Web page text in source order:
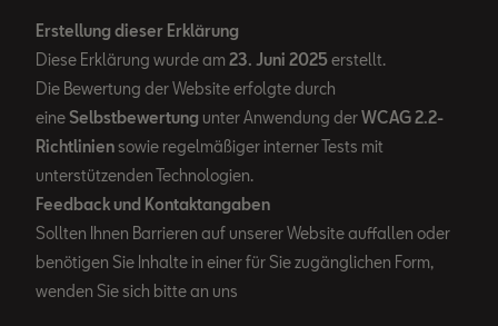
Erstellung dieser Erklärung
Diese Erklärung wurde am 23. Juni 2025erstellt.
Die Bewertung der Website erfolgte durch
eine Selbstbewertung unter Anwendung derWCAG 2.2-
Richtliniensowie regelmäßiger interner Tests mit
unterstützenden Technologien.
Feedback und Kontaktangaben
Sollten Ihnen Barrieren auf unserer Website auffallen oder
benötigen Sie Inhalte in einer für Sie zugänglichen Form,
wenden Sie sich bitte an uns